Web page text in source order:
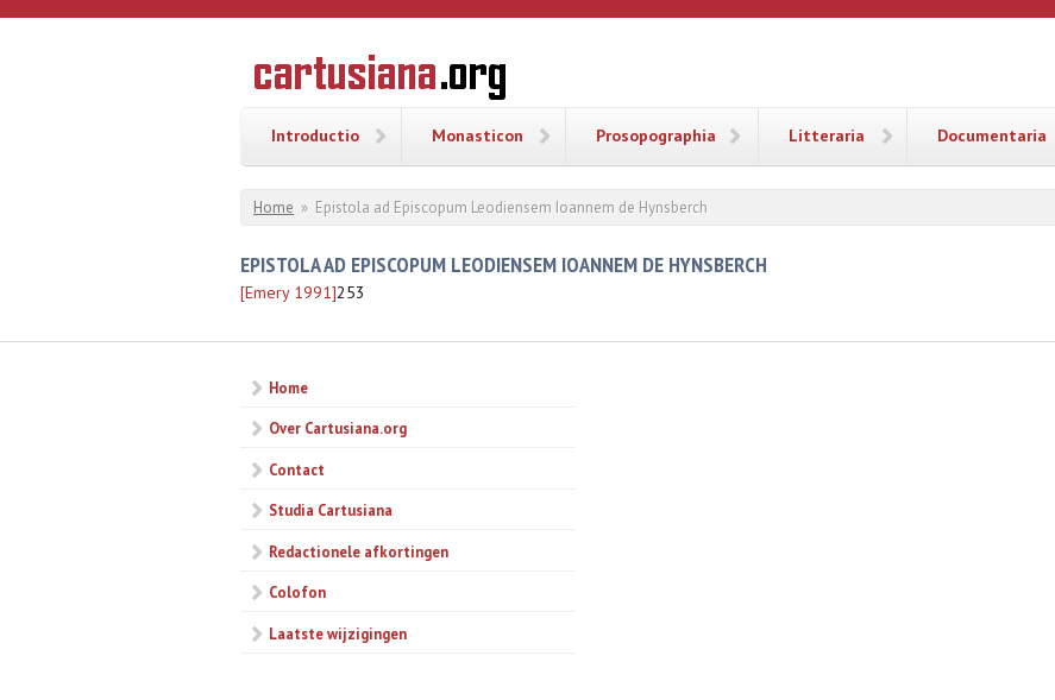
Overslaan en naar de inhoud gaan
CARTUSIANA
Geschiedenis
van de
Introductio Monasticon Prosopographia Litteraria Documentaria
U bent hier
Home » Epistola ad Episcopum Leodiensem Ioannem de Hynsberch
EPISTOLA AD EPISCOPUM LEODIENSEM IOANNEM DE HYNSBERCH
[Emery 1991]253
Home
Over Cartusiana.org
Contact
Studia Cartusiana
Redactionele afkortingen
Colofon
Laatste wijzigingen